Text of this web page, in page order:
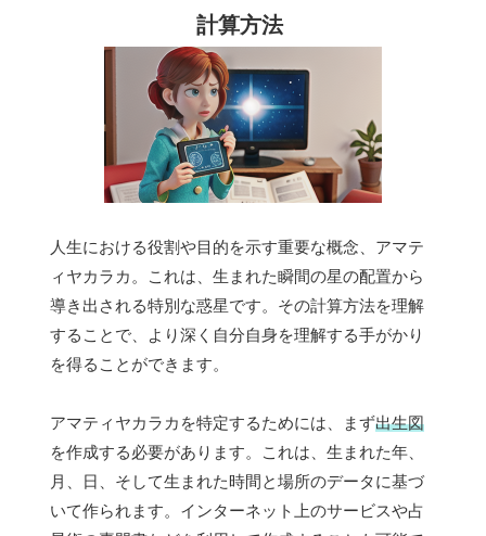
計算方法
人生における役割や目的を示す重要な概念、アマテ
ィヤカラカ。これは、生まれた瞬間の星の配置から
導き出される特別な惑星です。その計算方法を理解
することで、より深く自分自身を理解する手がかり
を得ることができます。
アマティヤカラカを特定するためには、まず出生図
を作成する必要があります。これは、生まれた年、
月、日、そして生まれた時間と場所のデータに基づ
いて作られます。インターネット上のサービスや占